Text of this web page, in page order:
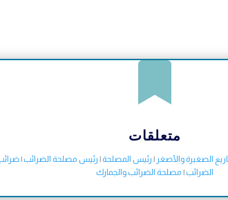

متعلقات
الصغيرة والأصغر | رئيس المصلحة| رئيس مصلحة الضرائب|
الضرائب| مصلحة الضرائب والجمارك